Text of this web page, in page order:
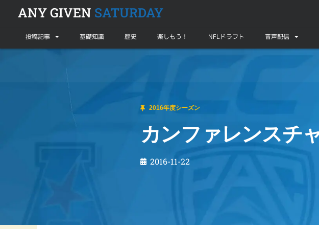
ANY GIVEN SATURDAY
投稿記事 基礎知識 歴史 楽しもう！ NFLドラフト 音声配信
2016年度シーズン
カンファレンスチ
2016-11-22